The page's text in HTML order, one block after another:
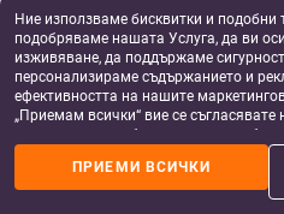
Ние използваме бисквитки и подобни
подобряваме нашата Услуга, да ви
изживяване, да поддържаме
персонализираме съдържанието и
ефективността на нашите
„Приемам всички“ вие се
да съхраняваме бисквитки и подобни
за рекламни и аналитични цели.
своите предпочитания, като
За повече информация, моля, вижте
ПРИЕМИ ВСИЧКИ